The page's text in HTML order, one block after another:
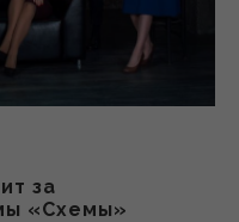
за
«Схемы»